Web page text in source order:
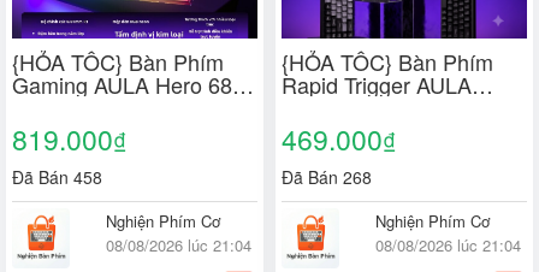
{HỎA TỐC} Bàn Phím
Gaming AULA Hero 68
HE | Rapid Trigger
0.01mm, Polling Rate
8000Hz, SOCD Cho
Game Thủ Valorant CS
819.000₫
Đã Bán 458
Nghiện Phím Cơ
08/08/2026 lúc 21:04
{HỎA TỐC} Bàn Phím
Rapid Trigger AULA
WIN60/ WIN68 - Switch
Từ Tính Hall Effect
469.000₫
Đã Bán 268
Nghiện Phím Cơ
08/08/2026 lúc 21:04